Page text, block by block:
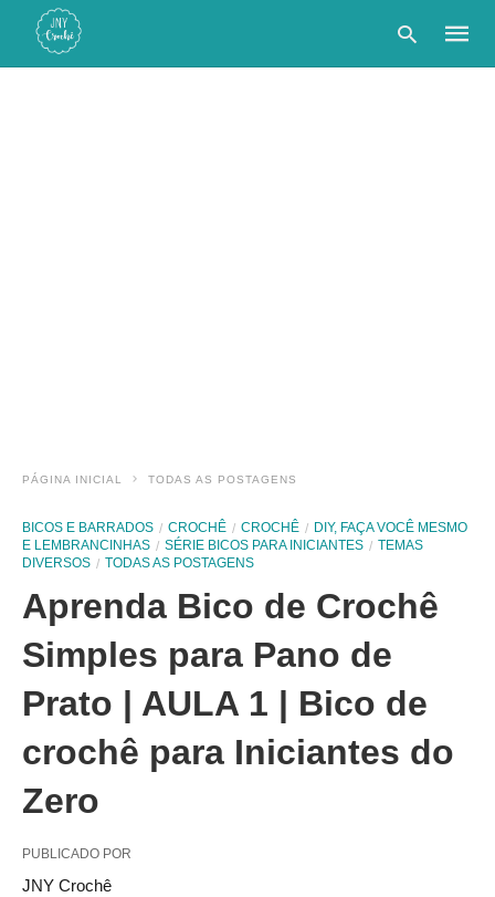
PÁGINA INICIAL TODAS AS POSTAGENS
BICOS E BARRADOS CROCHÊ CROCHÊ
DIY, FAÇA VOCÊ MESMO
E LEMBRANCINHAS
SÉRIE BICOS PARA INICIANTES
TEMAS
DIVERSOS
TODAS AS POSTAGENS
Aprenda Bico de Crochê
Simples para Pano de
Prato | AULA 1 | Bico de
crochê para Iniciantes do
Zero
PUBLICADO POR
JNY Crochê